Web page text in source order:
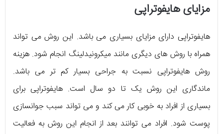
مزایای هایفوتراپی
هایفوتراپی دارای مزایای بسیاری می باشد. این روش می تواند
همراه با روش های دیگری مانند میکرونیدلینگ انجام شود. هزینه
روش هایفوتراپی نسبت به جراحی بسیار کم تر می باشد.
ماندگاری این روش یک تا دو سال است. هایفوتراپی برای
بسیاری از افراد به خوبی کار می کند و می تواند سبب جوانسازی
پوست شود. افراد می توانند بعد از انجام این روش به فعالیت